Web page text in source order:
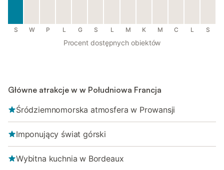
S W P L G S L M K M C L S
Procent dostępnych obiektów
Główne atrakcje w w Południowa Francja
Śródziemnomorska atmosfera w Prowansji
Imponujący świat górski
Wybitna kuchnia w Bordeaux